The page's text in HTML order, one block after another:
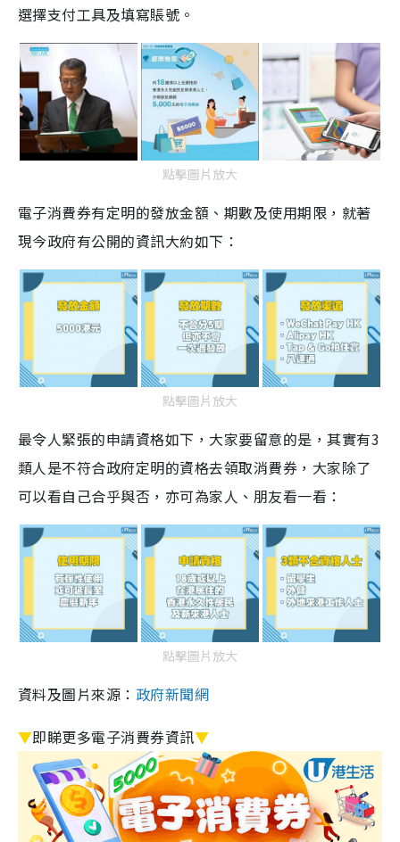
選擇支付工具及填寫賬號。
點擊圖片放大
電子消費券有定明的發放金額、期數及使用期限，就著
現今政府有公開的資訊大約如下：
點擊圖片放大
最令人緊張的申請資格如下，大家要留意的是，其實有3
類人是不符合政府定明的資格去領取消費券，大家除了
可以看自己合乎與否，亦可為家人、朋友看一看：
點擊圖片放大
資料及圖片來源： 政府新聞網
▼即睇更多電子消費券資訊▼